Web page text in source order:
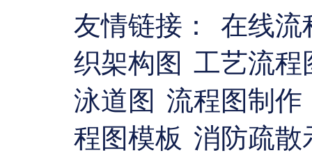
友情链接：
在线
织架构图 工艺流
泳道图 流程图制作
程图模板 消防疏散